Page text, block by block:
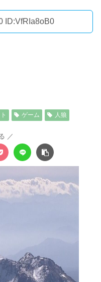
ID:VfRIa8oB0
ゲーム 人狼